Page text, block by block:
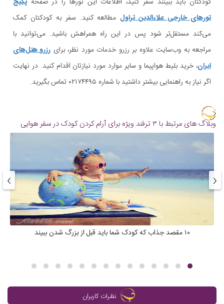
تورهای خارجی علاءالدین تراول مطالعه کنید. سفر به کودکتان کمک
می‌کند مستقل‌تر شود پس در این راه همراهش باشید. می‌توانید با
مراجعه به وب‌‌سایت علاوه بر رزرو خدمات مورد نظر، برای رزرو هتل‌های
ایران، خرید بلیط هواپیما و سایر موارد مورد نیازتان اقدام کنید. در نهایت
اگر نیاز به راهنمایی بیشتر داشتید با شماره ۰۲۱۷۴۴۹۵ تماس بگیرید.
وبلاگ های مرتبط با ۳ ترفند ویژه برای آرام کردن کودک در سفر هوایی
۱۰ مقصد جذاب که کودک شما باید قبل از بزرگ شدن ببیند
‹
›
نظرات کاربران